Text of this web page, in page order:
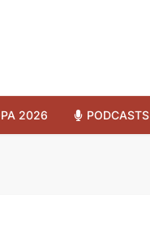
2026 PODCASTS